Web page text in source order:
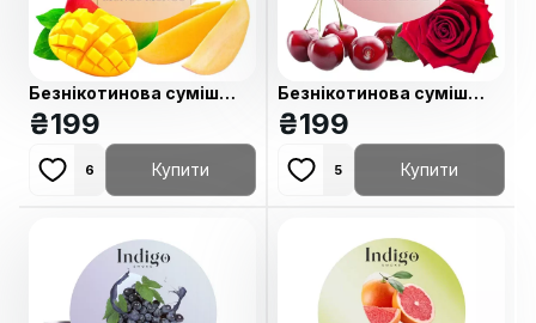
Безнікотинова суміш
Indigo Mongo-mongo
(Манго) 100 гр
₴199
6 Купити
Безнікотинова суміш
Indigo Charryland (Вишня
Троянда) 100 гр
₴199
5 Купити